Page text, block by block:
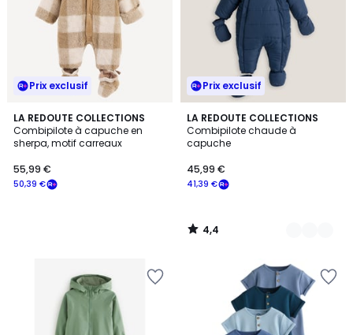
Prix exclusif
LA REDOUTE COLLECTIONS
Combipilote à capuche en
sherpa, motif carreaux
€
souscrivez
50,39 €
55,99 €
Prix exclusif
LA REDOUTE COLLECTIONS
Combipilote chaude à
capuche
41,39 €
45,99 €
4,4
/ 5
2
Couleurs
4,4
/